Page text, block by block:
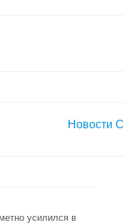
Новости
усилился в